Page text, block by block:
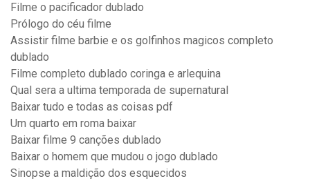
Filme o pacificador dublado
Prólogo do céu filme
Assistir filme barbie e os golfinhos magicos completo
dublado
Filme completo dublado coringa e arlequina
Qual sera a ultima temporada de supernatural
Baixar tudo e todas as coisas pdf
Um quarto em roma baixar
Baixar filme 9 canções dublado
Baixar o homem que mudou o jogo dublado
Sinopse a maldição dos esquecidos